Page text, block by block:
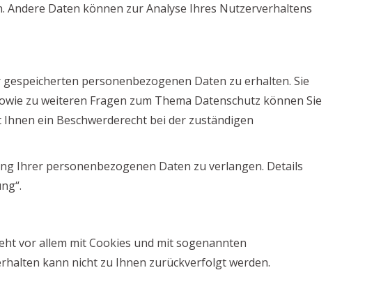
Daten können zur Analyse Ihres Nutzerverhaltens
personenbezogenen Daten zu erhalten. Sie
zu weiteren Fragen zum Thema Datenschutz können Sie
ein Beschwerderecht bei der zuständigen
Ihrer personenbezogenen Daten zu verlangen. Details
vor allem mit Cookies und mit sogenannten
kann nicht zu Ihnen zurückverfolgt werden.